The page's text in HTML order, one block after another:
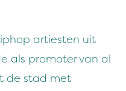
artiesten uit
als promoter van al
de stad met